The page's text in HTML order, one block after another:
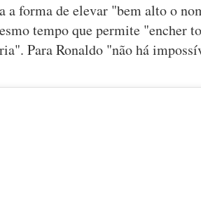
a forma de elevar "bem alto o
tempo que permite "encher
Para Ronaldo "não há